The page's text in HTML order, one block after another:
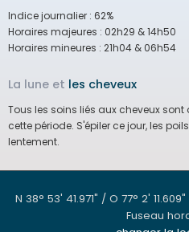
Indice journalier : 62%
Horaires majeures : 02h29 & 14h50
Horaires mineures : 21h04 & 06h54
La lune et les cheveux
Tous les soins liés aux cheveux sont
cette période. S'épiler ce jour, les
lentement.
N 38° 53' 41.971" / O 77° 2' 11.609"
Fuseau